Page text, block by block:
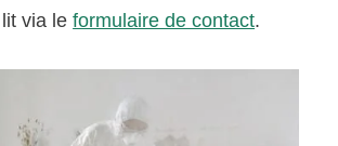
lit via leformulaire de contact.